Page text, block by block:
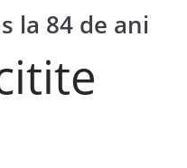
la 84 de ani